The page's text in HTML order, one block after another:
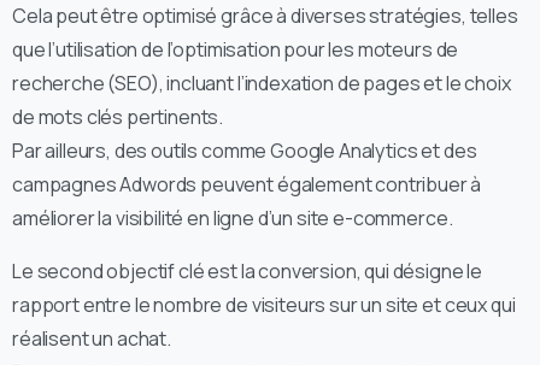
Cela peut être optimisé grâce à diverses stratégies, telles
que l’utilisation de l’optimisation pour les moteurs de
recherche (SEO), incluant l’indexation de pages et le choix
de mots clés pertinents.
Par ailleurs, des outils comme Google Analytics et des
campagnes Adwords peuvent également contribuer à
améliorer la visibilité en ligne d’un site e-commerce.
Le second objectif clé est la conversion, qui désigne le
rapport entre le nombre de visiteurs sur un site et ceux qui
réalisent un achat.